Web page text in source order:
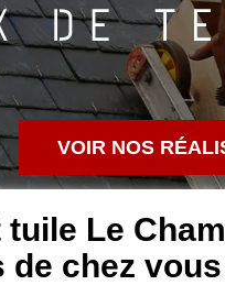
VOIR NOS
Le
de chez vous